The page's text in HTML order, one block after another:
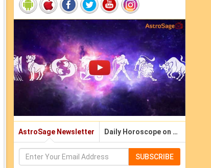
AstroSage Newsletter Daily Horoscope on Email
SUBSCRIBE